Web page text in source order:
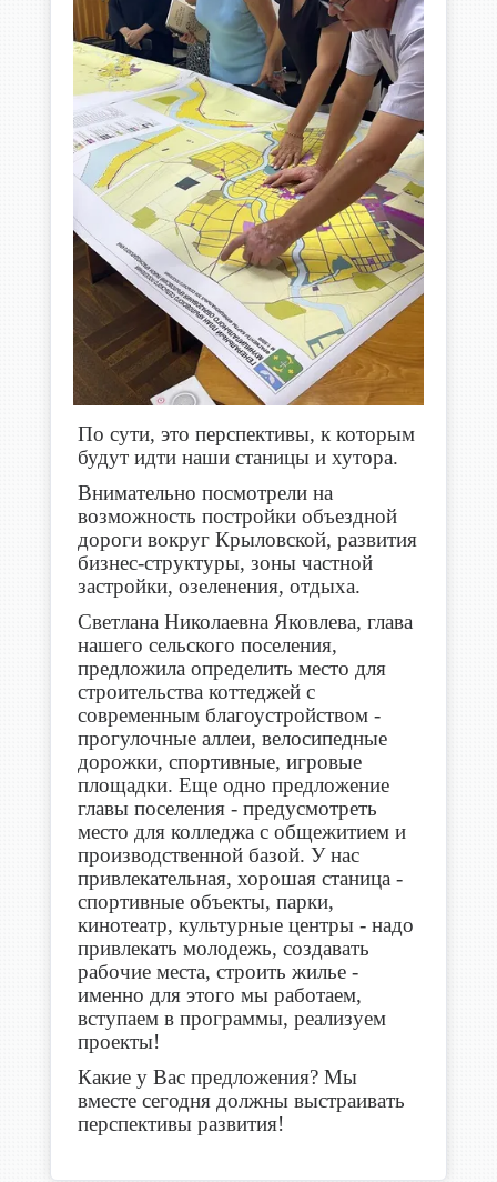
По сути, это перспективы, к которым
будут идти наши станицы и хутора.
Внимательно посмотрели на
возможность постройки объездной
дороги вокруг Крыловской, развития
бизнес-структуры, зоны частной
застройки, озеленения, отдыха.
Светлана Николаевна Яковлева, глава
нашего сельского поселения,
предложила определить место для
строительства коттеджей с
современным благоустройством -
прогулочные аллеи, велосипедные
дорожки, спортивные, игровые
площадки. Еще одно предложение
главы поселения - предусмотреть
место для колледжа с общежитием и
производственной базой. У нас
привлекательная, хорошая станица -
спортивные объекты, парки,
кинотеатр, культурные центры - надо
привлекать молодежь, создавать
рабочие места, строить жилье -
именно для этого мы работаем,
вступаем в программы, реализуем
проекты!
Какие у Вас предложения? Мы
вместе сегодня должны выстраивать
перспективы развития!